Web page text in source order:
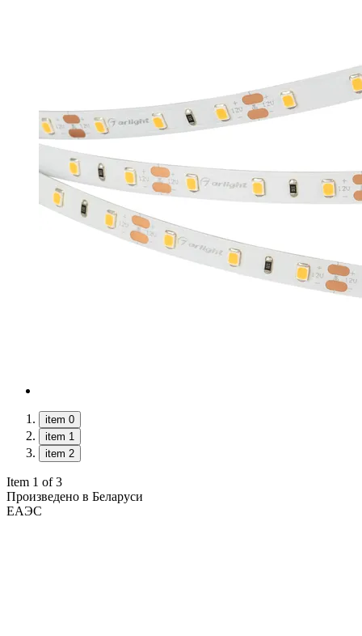
item 0
item 1
item 2
Item 1 of 3
Произведено в Беларуси
ЕАЭС